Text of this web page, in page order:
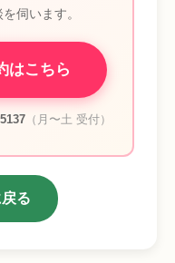
伺います。
はこちら
（月〜土 受付）
る